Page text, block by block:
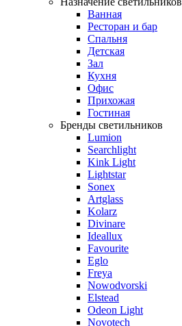
Ванная
Ресторан и бар
Спальня
Детская
Зал
Кухня
Офис
Прихожая
Гостиная
Бренды светильников
Lumion
Searchlight
Kink Light
Lightstar
Sonex
Artglass
Kolarz
Divinare
Ideallux
Favourite
Eglo
Freya
Nowodvorski
Elstead
Odeon Light
Novotech